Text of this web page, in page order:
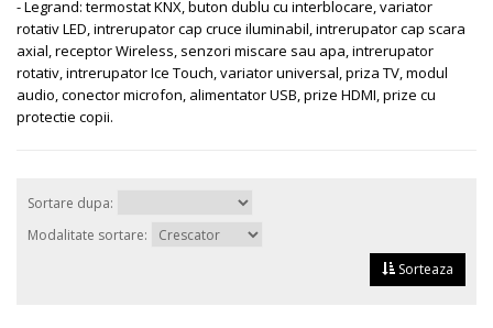
- Legrand: termostat KNX, buton dublu cu interblocare, variator
rotativ LED, intrerupator cap cruce iluminabil, intrerupator cap scara
axial, receptor Wireless, senzori miscare sau apa, intrerupator
rotativ, intrerupator Ice Touch, variator universal, priza TV, modul
audio, conector microfon, alimentator USB, prize HDMI, prize cu
protectie copii.
Sortare dupa:
Modalitate sortare:
Sorteaza